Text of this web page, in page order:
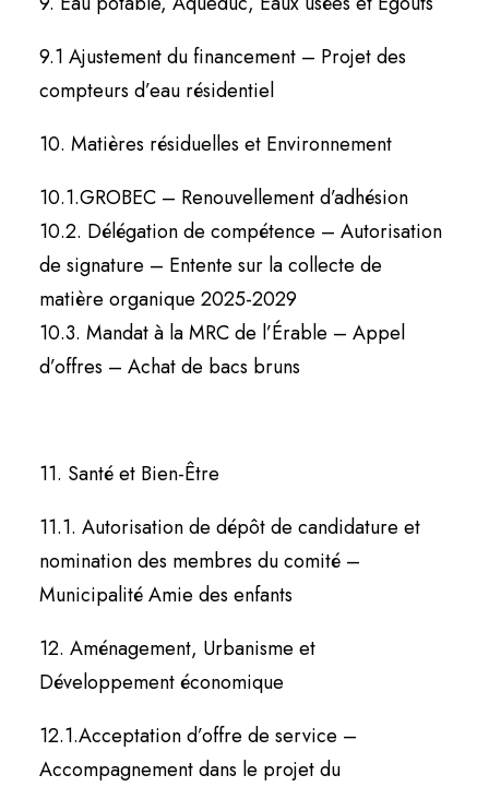
9.1 Ajustement du financement – Projet des
compteurs d’eau résidentiel
10. Matières résiduelles et Environnement
10.1.GROBEC – Renouvellement d’adhésion
10.2. Délégation de compétence – Autorisation
de signature – Entente sur la collecte de
matière organique 2025-2029
10.3. Mandat à la MRC de l’Érable – Appel
d’offres – Achat de bacs bruns
11. Santé et Bien-Être
11.1. Autorisation de dépôt de candidature et
nomination des membres du comité –
Municipalité Amie des enfants
12. Aménagement, Urbanisme et
Développement économique
12.1.Acceptation d’offre de service –
Accompagnement dans le projet du